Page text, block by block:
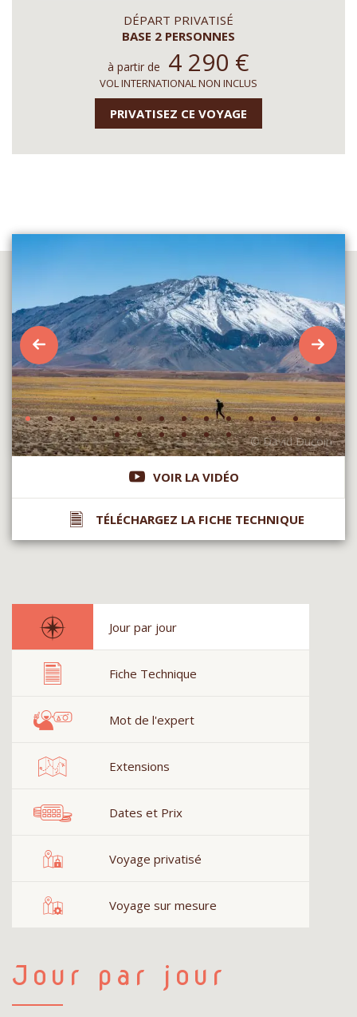
DÉPART PRIVATISÉ
BASE 2 PERSONNES
à partir de 4 290 €
VOL INTERNATIONAL NON INCLUS
PRIVATISEZ CE VOYAGE
VOIR LA VIDÉO
TÉLÉCHARGEZ LA FICHE TECHNIQUE
Jour par jour
Fiche Technique
Mot de l'expert
Extensions
Dates et Prix
Voyage privatisé
Voyage sur mesure
Jour par jour